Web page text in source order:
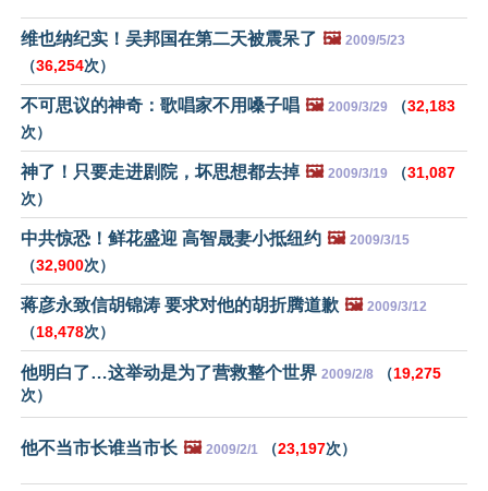
维也纳纪实！吴邦国在第二天被震呆了 🖼️ 2009/5/23
（36,254次）
不可思议的神奇：歌唱家不用嗓子唱 🖼️ 2009/3/29 （32,183
次）
神了！只要走进剧院，坏思想都去掉 🖼️ 2009/3/19 （31,087
次）
中共惊恐！鲜花盛迎 高智晟妻小抵纽约 🖼️ 2009/3/15
（32,900次）
蒋彦永致信胡锦涛 要求对他的胡折腾道歉 🖼️ 2009/3/12
（18,478次）
他明白了…这举动是为了营救整个世界 2009/2/8 （19,275
次）
他不当市长谁当市长 🖼️ 2009/2/1 （23,197次）